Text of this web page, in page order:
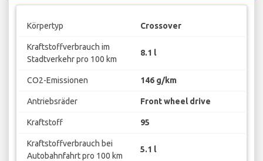
Körpertyp Crossover
Kraftstoffverbrauch im
Stadtverkehr pro 100 km
8.1 l
CO2-Emissionen 146 g/km
Antriebsräder Front wheel drive
Kraftstoff 95
Kraftstoffverbrauch bei
Autobahnfahrt pro 100 km
5.1 l